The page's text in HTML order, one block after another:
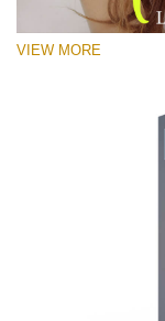
VIEW MORE